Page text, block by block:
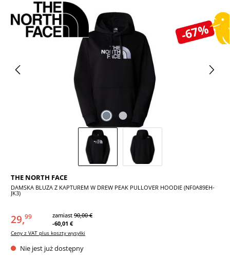
-67%
Pomiń galerię zdjęć
THE NORTH FACE
DAMSKA BLUZA Z KAPTUREM W DREW PEAK PULLOVER HOODIE (NF0A89EH-
JK3)
29,99 zamiast 90,00 €
-60,01 €
Ceny z VAT plus koszty wysyłki
Nie jest już dostępny